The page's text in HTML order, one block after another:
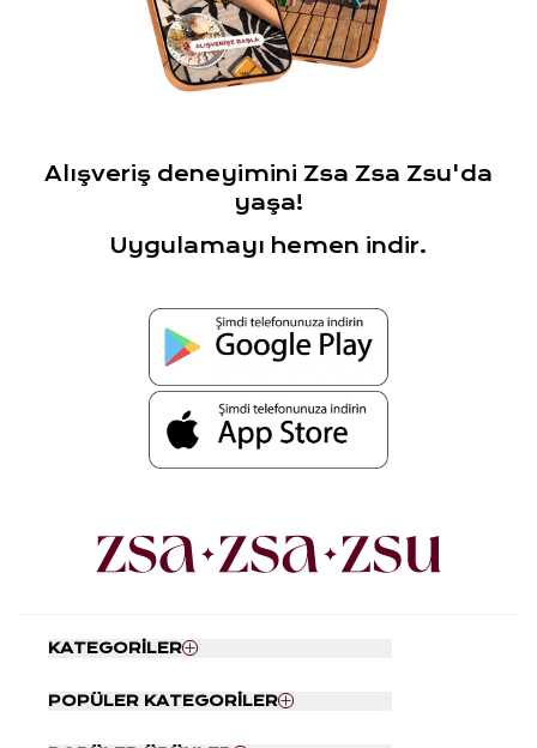
Alışveriş deneyimini Zsa Zsa Zsu'da
yaşa!
Uygulamayı hemen indir.
KATEGORİLER
Nevresim Seti
POPÜLER KATEGORİLER